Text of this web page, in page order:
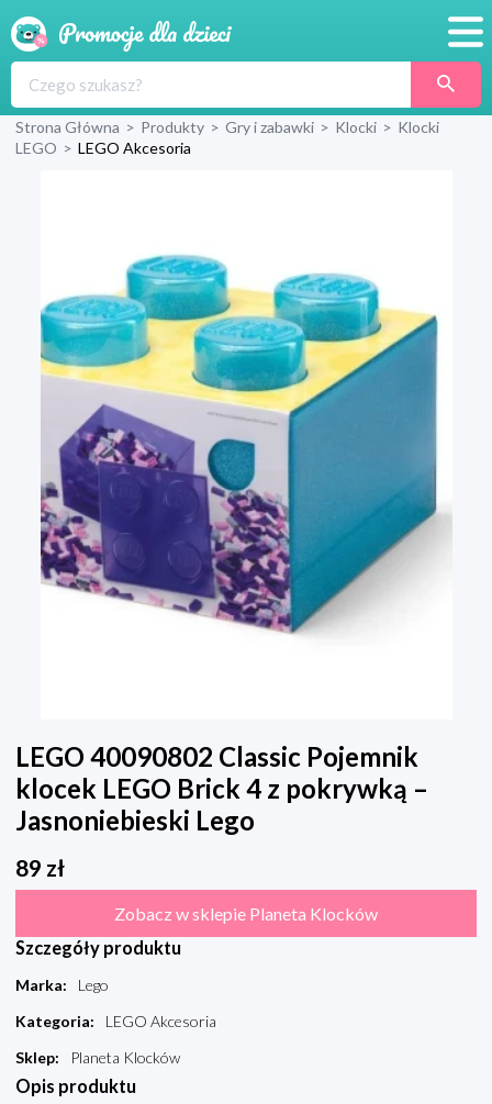
Produkty
Wyprawka
Strona Główna > Produkty > Gry i zabawki > Klocki > Klocki
LEGO > LEGO Akcesoria
LEGO 40090802 Classic Pojemnik
klocek LEGO Brick 4 z pokrywką –
Jasnoniebieski Lego
89 zł
Zobacz w sklepie Planeta Klocków
Szczegóły produktu
Marka:
Lego
Kategoria:
LEGO Akcesoria
Sklep: Planeta Klocków
Opis produktu